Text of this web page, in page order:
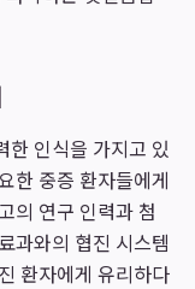
한 인식을 가지고 있
한 중증 환자들에게
의 연구 인력과 첨
과와의 협진 시스템
환자에게 유리하다